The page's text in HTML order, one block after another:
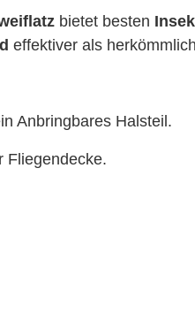
bietet besten
effektiver als
Anbringbares Halsteil.
Fliegendecke.